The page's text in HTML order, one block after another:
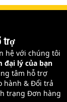
trợ
hệ với chúng tôi
đại lý của bạn
tâm hỗ trợ
hành & Đổi trả
trạng Đơn hàng